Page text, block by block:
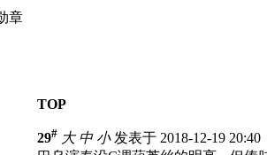
TOP
29# 大 中 小发表于 2018-12-19 20:40